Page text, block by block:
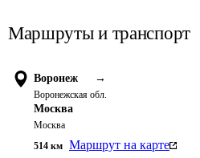
Маршруты и транспорт
Воронеж →
Воронежская обл.
Москва
Москва
514 км Маршрут на карте